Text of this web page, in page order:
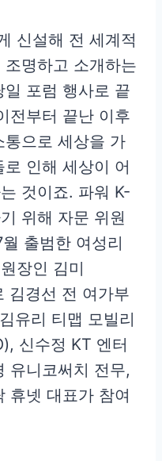
신설해 전 세계적
명하고 소개하는
포럼 행사로 끝
전부터 끝난 이후
으로 세상을 가
인해 세상이 어
것이죠. 파워 K-
위해 자문 위원
출범한 여성리
장인 김미
김경선 전 여가부
유리 티맵 모빌리
신수정 KT 엔터
유니코써치 전무,
휴넷 대표가 참여